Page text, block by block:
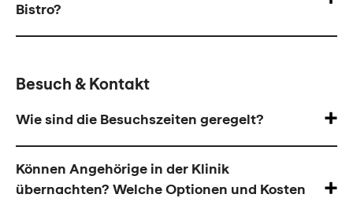
Bistro?
Besuch & Kontakt
Wie sind die Besuchszeiten geregelt?
Können Angehörige in der Klinik
übernachten? Welche Optionen und Kosten